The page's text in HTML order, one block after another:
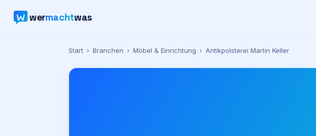
wermachtwas
Start › Branchen › Möbel & Einrichtung › Antikpolsterei Martin Keller